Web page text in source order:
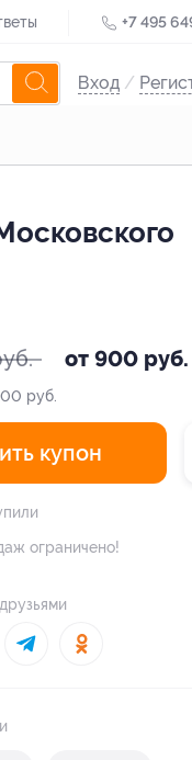
+7 495
Вход /
от 900 руб.
руб.
купон
ограничено!